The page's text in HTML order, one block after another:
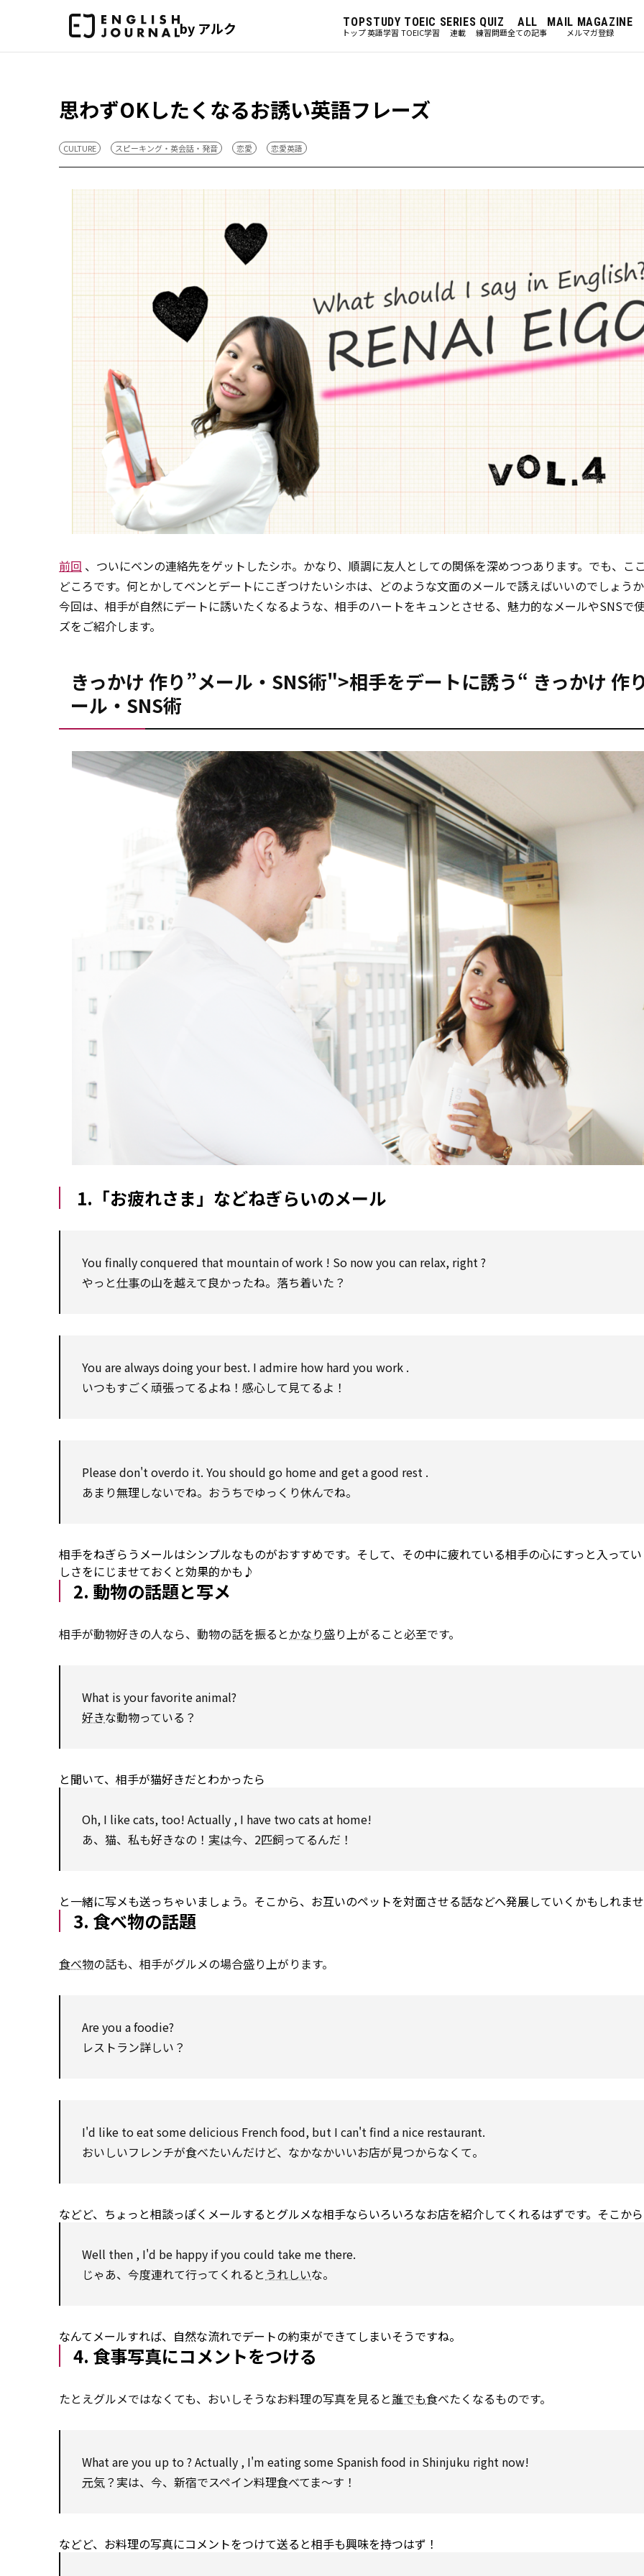
by アルク TOP
トップ
STUDY
英語学習
TOEIC
TOEIC学習
SERIES
連載
QUIZ
練習問題
ALL
全ての記事
MAIL MAGAZINE
メルマガ登録
思わずOKしたくなるお誘い英語フレーズ
CULTURE スピーキング・英会話・発音 恋愛 恋愛英語
前回 、ついにベンの連絡先をゲットしたシホ。かなり、順調に友人としての関係を深めつつあります。でも、こ
どころです。何とかしてベンとデートにこぎつけたいシホは、どのような文面のメールで誘えばいいのでしょう
今回は、相手が自然にデートに誘いたくなるような、相手のハートをキュンとさせる、魅力的なメールやSNSで
ズをご紹介します。
きっかけ 作り”メール・SNS術">相手をデートに誘う“ きっかけ 作
ール・SNS術
1.「お疲れさま」などねぎらいのメール
You finally conquered that mountain ofwork ! So now you can relax, right?
やっと仕事の山を越えて良かったね。落ち着いた？
You are always doing your best. I admire how hard you work .
いつもすごく頑張ってるよね！感心して見てるよ！
Please don't overdo it. You should go home and get a good rest .
あまり無理しないでね。おうちでゆっくり休んでね。
相手をねぎらうメールはシンプルなものがおすすめです。そして、その中に疲れている相手の心にすっと入って
しさをにじませておくと効果的かも♪
2. 動物の話題と写メ
相手が動物好きの人なら、動物の話を振るとかなり盛り上がること必至です。
What is your favorite animal?
好きな動物っている？
と聞いて、相手が猫好きだとわかったら
Oh, I like cats, too! Actually , I have two cats at home!
あ、猫、私も好きなの！ 実は今、2匹飼ってるんだ！
と一緒に写メも送っちゃいましょう。そこから、お互いのペットを対面させる話などへ発展していくかもしれま
3. 食べ物の話題
食べ物の話も、相手がグルメの場合盛り上がります。
Are you a foodie?
レストラン詳しい？
I'd like toeat some delicious French food, but I can'tfind a nice restaurant.
おいしいフレンチが食べたいんだけど、なかなかいいお店が見つからなくて。
などど、ちょっと相談っぽくメールするとグルメな相手ならいろいろなお店を紹介してくれるはずです。そこか
Well then , I'd be happy if you could take me there.
じゃあ、今度連れて行ってくれると うれしいな。
なんてメールすれば、自然な流れでデートの約束ができてしまいそうですね。
4. 食事写真にコメントをつける
たとえグルメではなくても、おいしそうなお料理の写真を見ると誰でも食べたくなるものです。
What are you up to?Actually , I'm eating some Spanish food in Shinjuku right now!
元気？実は、今、新宿でスペイン料理食べてま～す！
などど、お料理の写真にコメントをつけて送ると相手も興味を持つはず！